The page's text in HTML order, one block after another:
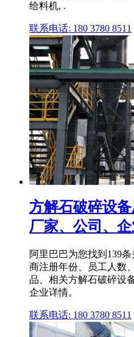
给料机, .
联系电话: 180 3780 8511
方解石破碎设
厂家、公司、企
阿里巴巴为您找到139
商注册年份、员工人数
品、相关方解石破碎设
企业详情。
联系电话: 180 3780 8511